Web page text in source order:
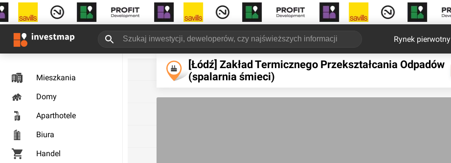
Rynek pierwotny
Mieszkania
Domy
Aparthotele
Biura
Handel
[Łódź] Zakład Termicznego Przekształcania Odpadów
(spalarnia śmieci)